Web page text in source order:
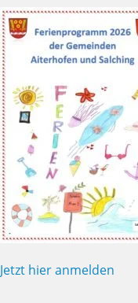
Jetzt hier anmelden